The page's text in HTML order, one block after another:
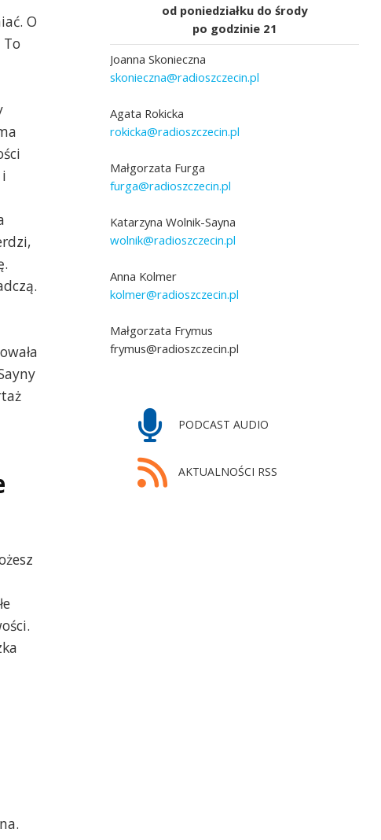
Małgorzata Serbin;fot z
M.Serbin
dr inż. Agnieszka Piegat, fot. Maciej Papke
O
od poniedziałku do środy
po godzinie 21
Joanna Skonieczna
skonieczna@radioszczecin.pl
Agata Rokicka
rokicka@radioszczecin.pl
Małgorzata Furga
furga@radioszczecin.pl
Katarzyna Wolnik-Sayna
wolnik@radioszczecin.pl
Anna Kolmer
kolmer@radioszczecin.pl
Małgorzata Frymus
frymus@radioszczecin.pl
PODCAST AUDIO
AKTUALNOŚCI RSS